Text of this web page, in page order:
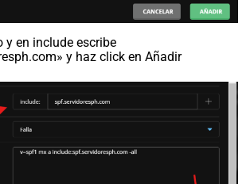
y en include escribe
y haz click en Añadir